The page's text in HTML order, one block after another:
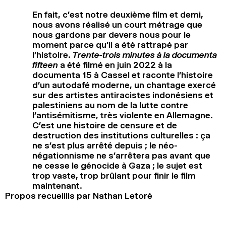
En fait, c’est notre deuxième film et demi,
nous avons réalisé un court métrage que
nous gardons par devers nous pour le
moment parce qu’il a été rattrapé par
l’histoire. Trente-trois minutes à la documenta
fifteen a été filmé en juin 2022 à la
documenta 15 à Cassel et raconte l’histoire
d’un autodafé moderne, un chantage exercé
sur des artistes antiracistes indonésiens et
palestiniens au nom de la lutte contre
l’antisémitisme, très violente en Allemagne.
C’est une histoire de censure et de
destruction des institutions culturelles : ça
ne s’est plus arrêté depuis ; le néo-
négationnisme ne s’arrêtera pas avant que
ne cesse le génocide à Gaza ; le sujet est
trop vaste, trop brûlant pour finir le film
maintenant.
Propos recueillis par Nathan Letoré